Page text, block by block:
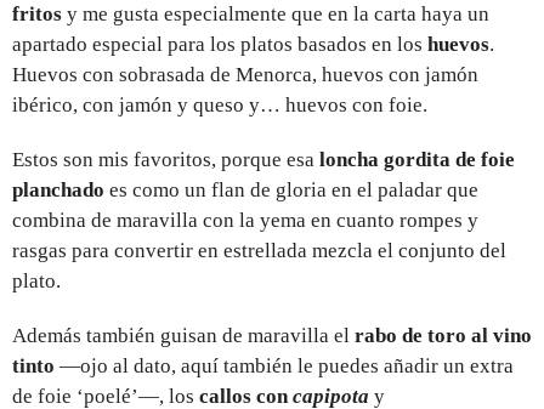
fritos y me gusta especialmente que en la carta haya un
apartado especial para los platos basados en los huevos.
Huevos con sobrasada de Menorca, huevos con jamón
ibérico, con jamón y queso y… huevos con foie.
Estos son mis favoritos, porque esa loncha gordita de foie
planchado es como un flan de gloria en el paladar que
combina de maravilla con la yema en cuanto rompes y
rasgas para convertir en estrellada mezcla el conjunto del
plato.
Además también guisan de maravilla el rabo de toro al vino
tinto —ojo al dato, aquí también le puedes añadir un extra
de foie ‘poelé’—, los callos con capipota y